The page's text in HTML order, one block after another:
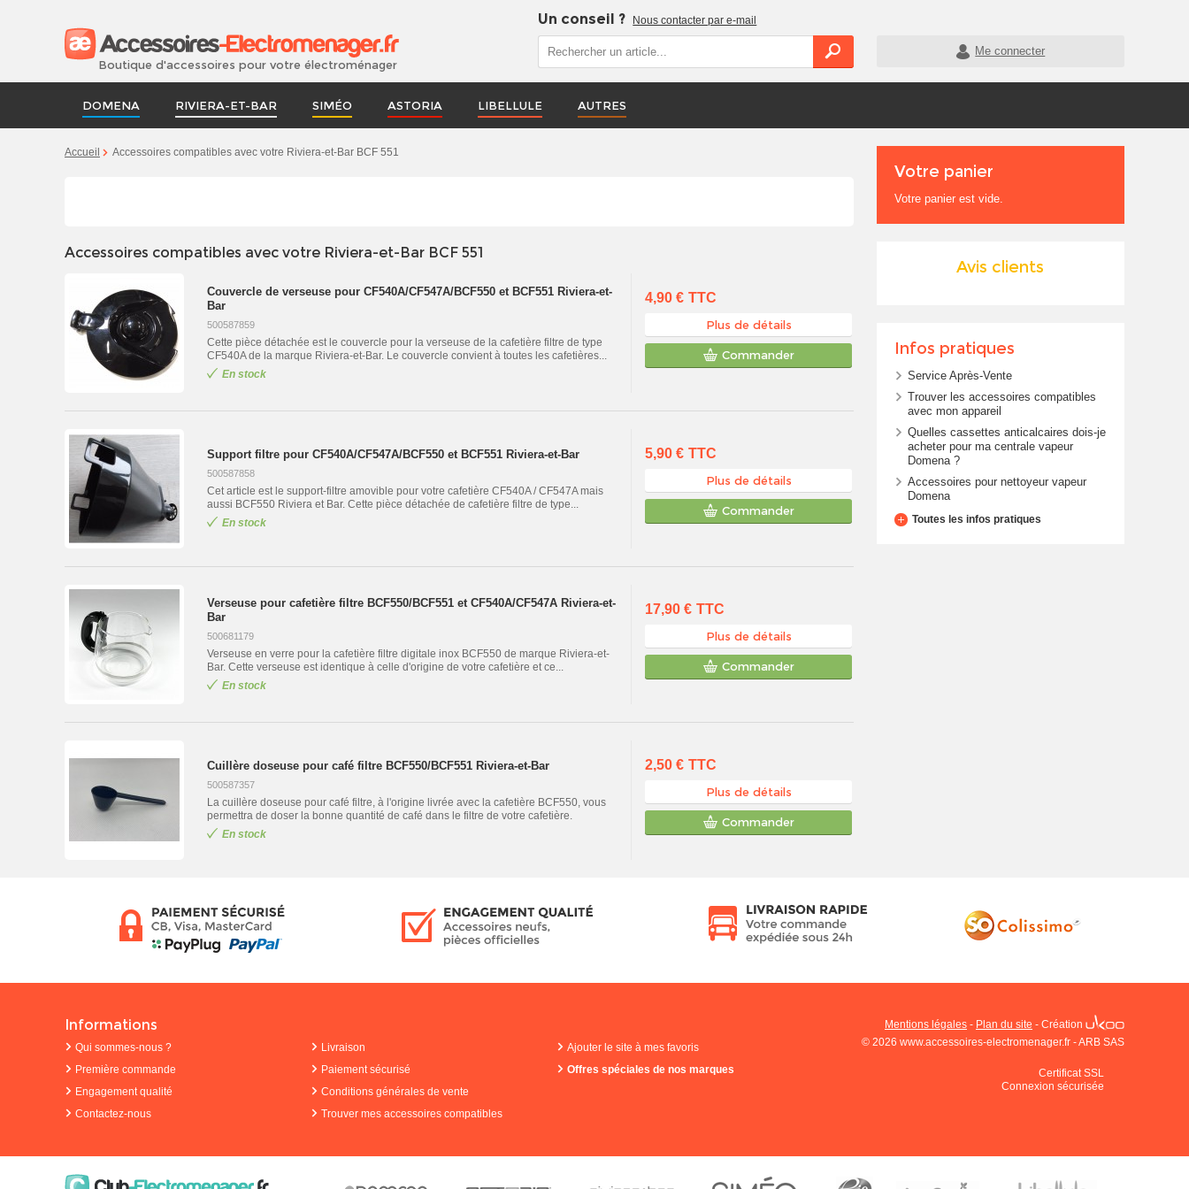
Boutique d'accessoires pour votre électroménager
Un conseil ? Nous contacter par e-mail
Me connecter
DOMENA RIVIERA-ET-BAR SIMÉO ASTORIA LIBELLULE AUTRES
Accueil Accessoires compatibles avec votre Riviera-et-Bar BCF 551
Accessoires compatibles avec votre Riviera-et-Bar BCF 551
Couvercle de verseuse pour CF540A/CF547A/BCF550 et BCF551 Riviera-et-
Bar
500587859
Cette pièce détachée est le couvercle pour la verseuse de la cafetière filtre de type
CF540A de la marque Riviera-et-Bar. Le couvercle convient à toutes les cafetières...
En stock
4,90 € TTC
Plus de détails
Commander
Support filtre pour CF540A/CF547A/BCF550 et BCF551 Riviera-et-Bar
500587858
Cet article est le support-filtre amovible pour votre cafetière CF540A / CF547A mais
aussi BCF550 Riviera et Bar. Cette pièce détachée de cafetière filtre de type...
En stock
5,90 € TTC
Plus de détails
Commander
Verseuse pour cafetière filtre BCF550/BCF551 et CF540A/CF547A Riviera-et-
Bar
500681179
Verseuse en verre pour la cafetière filtre digitale inox BCF550 de marque Riviera-et-
Bar. Cette verseuse est identique à celle d'origine de votre cafetière et ce...
En stock
17,90 € TTC
Plus de détails
Commander
Cuillère doseuse pour café filtre BCF550/BCF551 Riviera-et-Bar
500587357
La cuillère doseuse pour café filtre, à l'origine livrée avec la cafetière BCF550, vous
permettra de doser la bonne quantité de café dans le filtre de votre cafetière.
En stock
2,50 € TTC
Plus de détails
Commander
Votre panier
Votre panier est vide.
Avis clients
Infos pratiques
Service Après-Vente
Trouver les accessoires compatibles
avec mon appareil
Quelles cassettes anticalcaires dois-je
acheter pour ma centrale vapeur
Domena ?
Accessoires pour nettoyeur vapeur
Domena
Toutes les infos pratiques
Informations
Qui sommes-nous ? Livraison
Ajouter le site à mes favoris
Première commande
Paiement sécurisé
Offres spéciales de nos marques
Engagement qualité
Conditions générales de vente
Contactez-nous
Trouver mes accessoires compatibles
Mentions légales - Plan du site - Création
© 2026 www.accessoires-electromenager.fr - ARB SAS
Certificat SSL
Connexion sécurisée